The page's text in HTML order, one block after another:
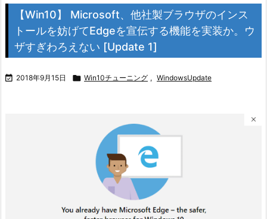
【Win10】 Microsoft、他社製ブラウザのインス
トールを妨げてEdgeを宣伝する機能を実装か。ウ
ザすぎわろえない [Update 1]
 2018年9月15日  Win10チューニング , WindowsUpdate